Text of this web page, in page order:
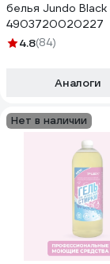
белья Jundo Black
4903720020227
4.8(84)
Аналоги
Нет в наличии